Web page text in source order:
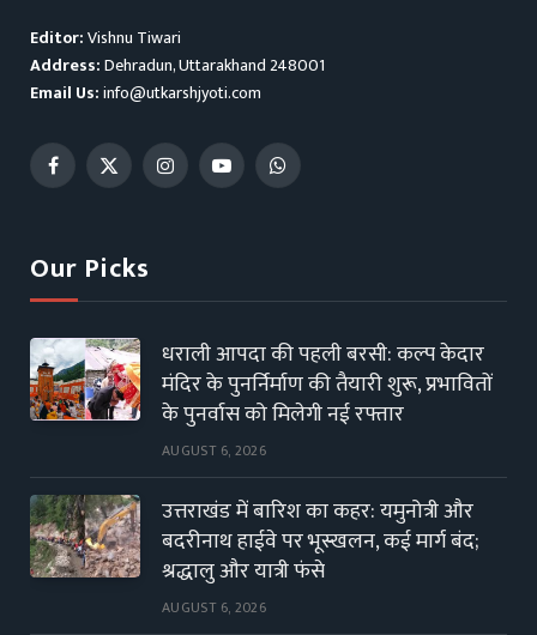
Editor:Vishnu Tiwari
Address:Dehradun, Uttarakhand 248001
Email Us:info@utkarshjyoti.com
Facebook
X
InstagramYouTubeWhatsApp
Our Picks
धराली आपदा की पहली बरसी: कल्प केदार
मंदिर के पुनर्निर्माण की तैयारी शुरू, प्रभावितों
के पुनर्वास को मिलेगी नई रफ्तार
AUGUST 6, 2026
उत्तराखंड में बारिश का कहर: यमुनोत्री और
बदरीनाथ हाईवे पर भूस्खलन, कई मार्ग बंद;
श्रद्धालु और यात्री फंसे
AUGUST 6, 2026